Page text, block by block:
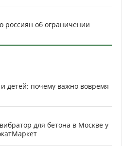
об ограничении
и детей: почему важно вовремя
для бетона в Москве у